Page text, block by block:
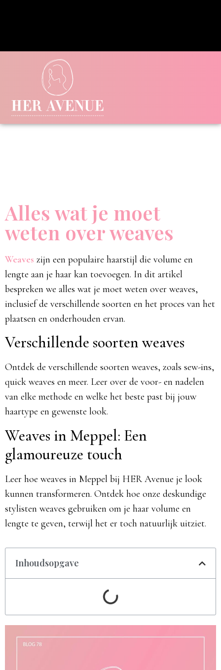
Alles wat je moet
weten over weaves
Weaves zijn een populaire haarstijl die volume en
lengte aan je haar kan toevoegen. In dit artikel
bespreken we alles wat je moet weten over weaves,
inclusief de verschillende soorten en het proces van het
plaatsen en onderhouden ervan.
Verschillende soorten weaves
Ontdek de verschillende soorten weaves, zoals sew-ins,
quick weaves en meer. Leer over de voor- en nadelen
van elke methode en welke het beste past bij jouw
haartype en gewenste look.
Weaves in Meppel: Een
glamoureuze touch
Leer hoe weaves in Meppel bij HER Avenue je look
kunnen transformeren. Ontdek hoe onze deskundige
stylisten weaves gebruiken om je haar volume en
lengte te geven, terwijl het er toch natuurlijk uitziet.
Inhoudsopgave